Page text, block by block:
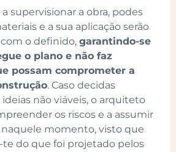
supervisionar a obra, podes
e a sua aplicação serão
o definido, garantindo-se
o plano e não faz
possam comprometer a
. Caso decidas
não viáveis, o arquiteto
os riscos e a assumir
naquele momento, visto que
te do que foi projetado pelos